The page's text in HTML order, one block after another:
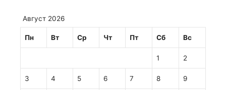
Август 2026
Пн Вт Ср Чт Пт Сб Вс
1 2
3 4 5 6 7 8 9